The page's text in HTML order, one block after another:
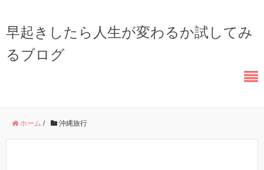
早起きしたら人生が変わるか試してみ
るブログ
ホーム / 沖縄旅行